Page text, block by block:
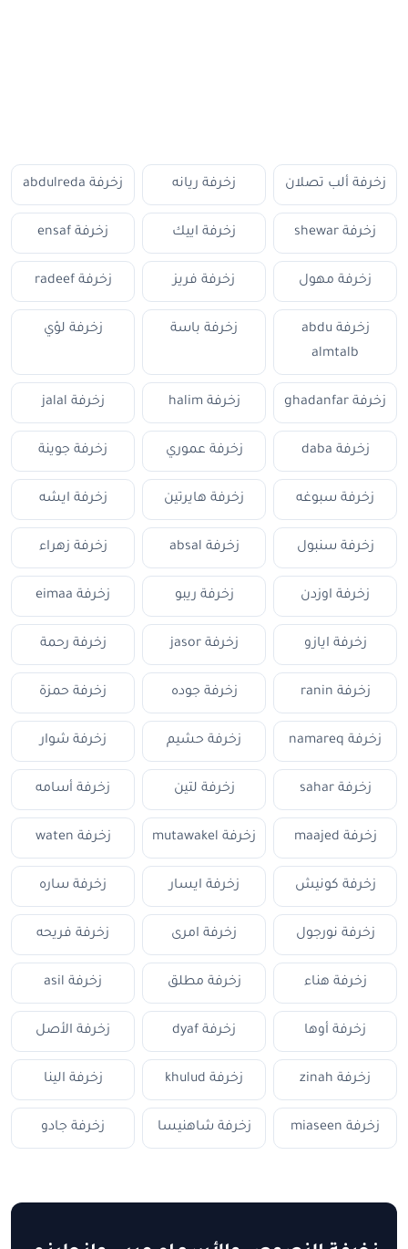
زخرفة ألب تصلان زخرفة ريانه زخرفة abdulreda
زخرفة shewar زخرفة اييك زخرفة ensaf
زخرفة مهول زخرفة فريز زخرفة radeef
زخرفة abdu
almtalb
زخرفة باسة زخرفة لؤي
زخرفة ghadanfar زخرفة halim زخرفة jalal
زخرفة daba زخرفة عموري زخرفة جوينة
زخرفة سبوغه زخرفة هايرتين زخرفة ايشه
زخرفة سنبول زخرفة absal زخرفة زهراء
زخرفة اوزدن زخرفة ريبو زخرفة eimaa
زخرفة ايازو زخرفة jasor زخرفة رحمة
زخرفة ranin زخرفة جوده زخرفة حمزة
زخرفة namareq زخرفة حشيم زخرفة شوار
زخرفة sahar زخرفة لتين زخرفة أسامه
زخرفة maajed زخرفة mutawakel زخرفة waten
زخرفة كونيش زخرفة ايسار زخرفة ساره
زخرفة نورجول زخرفة امرى زخرفة فريحه
زخرفة هناء زخرفة مطلق زخرفة asil
زخرفة أوها زخرفة dyaf زخرفة الأصل
زخرفة zinah زخرفة khulud زخرفة الينا
زخرفة miaseen زخرفة شاهنيسا زخرفة جادو